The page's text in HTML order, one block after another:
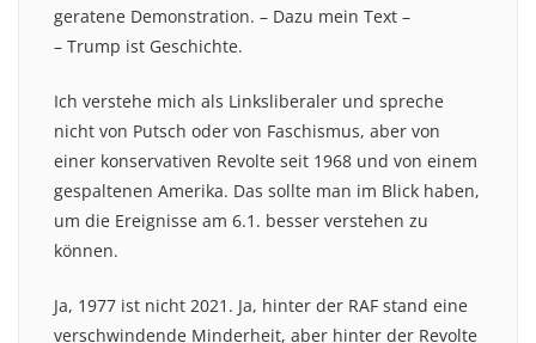
geratene Demonstration. – Dazu mein Text –
– Trump ist Geschichte.
Ich verstehe mich als Linksliberaler und spreche
nicht von Putsch oder von Faschismus, aber von
einer konservativen Revolte seit 1968 und von einem
gespaltenen Amerika. Das sollte man im Blick haben,
um die Ereignisse am 6.1. besser verstehen zu
können.
Ja, 1977 ist nicht 2021. Ja, hinter der RAF stand eine
verschwindende Minderheit, aber hinter der Revolte